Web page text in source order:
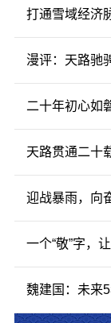
打通雪域经济
漫评：天路驰
二十年初心如
天路贯通二十
迎战暴雨，向
一个“敬”字，
魏建国：未来